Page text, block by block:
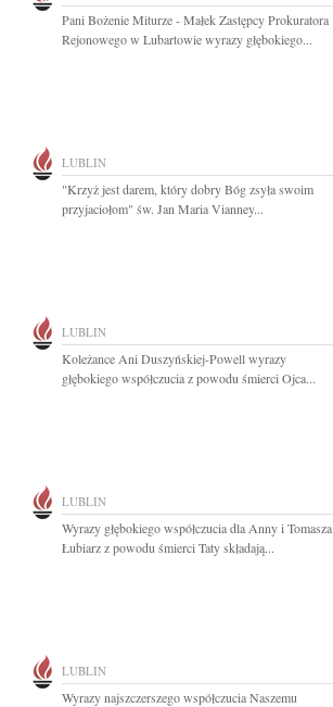
Pani Bożenie Miturze - Małek Zastępcy Prokuratora
Rejonowego w Lubartowie wyrazy głębokiego...
LUBLIN
"Krzyż jest darem, który dobry Bóg zsyła swoim
przyjaciołom" św. Jan Maria Vianney...
LUBLIN
Koleżance Ani Duszyńskiej-Powell wyrazy
głębokiego współczucia z powodu śmierci Ojca...
LUBLIN
Wyrazy głębokiego współczucia dla Anny i Tomasza
Łubiarz z powodu śmierci Taty składają...
LUBLIN
Wyrazy najszczerszego współczucia Naszemu